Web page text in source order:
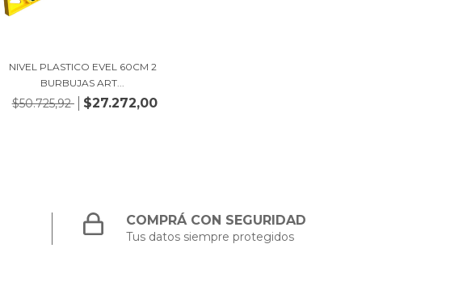
NIVEL PLASTICO EVEL 60CM 2
BURBUJAS ART...
$50.725,92 $27.272,00
COMPRÁ CON SEGURIDAD
Tus datos siempre protegidos